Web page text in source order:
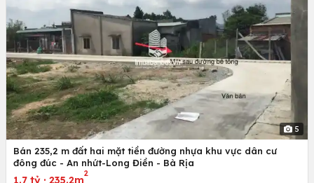
5
Bán 235,2 m đất hai mặt tiền đường nhựa khu vực dân cư
đông đúc - An nhứt-Long Điền - Bà Rịa
1.7 tỷ · 235.2m
2